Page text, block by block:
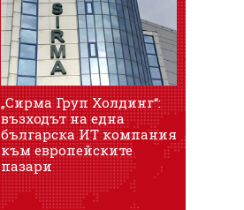
„Сирма Груп Холдинг“:
възходът на една
българска ИТ компания
към европейските
пазари